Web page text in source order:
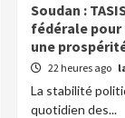
Soudan :
fédérale
une
22 heures ago
La stabilité
quotidien des...